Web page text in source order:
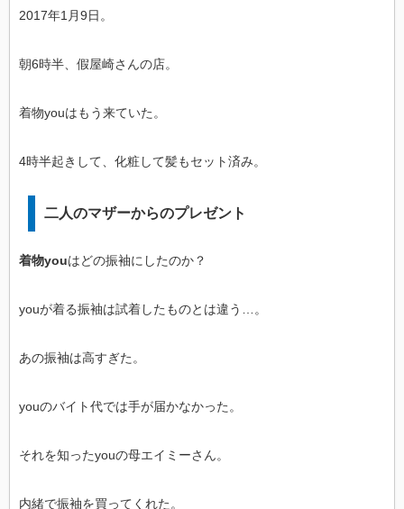
2017年1月9日。
朝6時半、假屋崎さんの店。
着物youはもう来ていた。
4時半起きして、化粧して髪もセット済み。
二人のマザーからのプレゼント
着物youはどの振袖にしたのか？
youが着る振袖は試着したものとは違う…。
あの振袖は高すぎた。
youのバイト代では手が届かなかった。
それを知ったyouの母エイミーさん。
内緒で振袖を買ってくれた。